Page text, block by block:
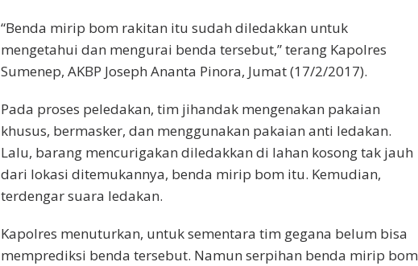
“Benda mirip bom rakitan itu sudah diledakkan untuk
mengetahui dan mengurai benda tersebut,” terang Kapolres
Sumenep, AKBP Joseph Ananta Pinora, Jumat (17/2/2017).
Pada proses peledakan, tim jihandak mengenakan pakaian
khusus, bermasker, dan menggunakan pakaian anti ledakan.
Lalu, barang mencurigakan diledakkan di lahan kosong tak jauh
dari lokasi ditemukannya, benda mirip bom itu. Kemudian,
terdengar suara ledakan.
Kapolres menuturkan, untuk sementara tim gegana belum bisa
memprediksi benda tersebut. Namun serpihan benda mirip bom